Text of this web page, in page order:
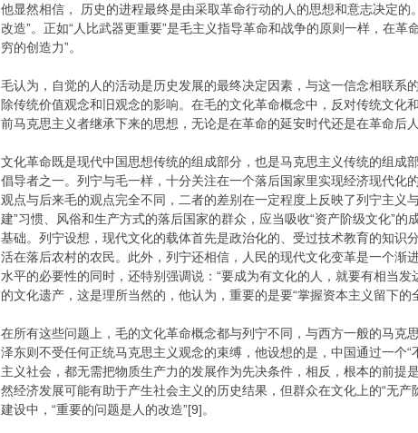
他显然相信， 历史的进程最终是由采取革命行动的人的思想和意志决定的
改造”。正如“人比武器更重要”是毛主义指导革命和战争的原则一样，在
穷的创造力”。
毛认为，自觉的人的活动是历史发展的最终决定因素，与这一信念相联系
除传统价值观念和旧观念的影响。在毛的文化革命概念中，反对传统文
前马克思主义者继承下来的思想，无论是在革命的延安时代还是在革命
文化革命既是现代中国思想传统的组成部分，也是马克思主义传统的组
倡导者之一。列宁与毛一样，十分关注在一个落后国家里实现经济现代
观点与后来毛的观点完全不同，二者的差别在一定程度上反映了列宁主
建”习惯、风俗和生产方式的落后国家的群众，应当吸收“资产阶级文化”
基础。列宁设想，现代文化的载体首先是政治化的、受过技术教育的知
活在落后农村的农民。此外，列宁还相信，人民的现代文化变革是一个
水平的必要性的同时，还特别强调说：“要成为有文化的人，就要有相当
的文化遗产，这是理所当然的，他认为，重要的是要“掌握资本主义留下
在所有这些问题上，毛的文化革命概念都与列宁不同，与西方一般的马
泽东则不受任何正统马克思主义观念的束缚，他设想的是，中国通过一个
主义社会，都无需把物质生产力的发展作为先决条件，相反，根本的前提
然经济发展可能有助于产生社会主义的历史结果，但群众在文化上的“无
建设中，“重要的问题是人的改造”[9]。